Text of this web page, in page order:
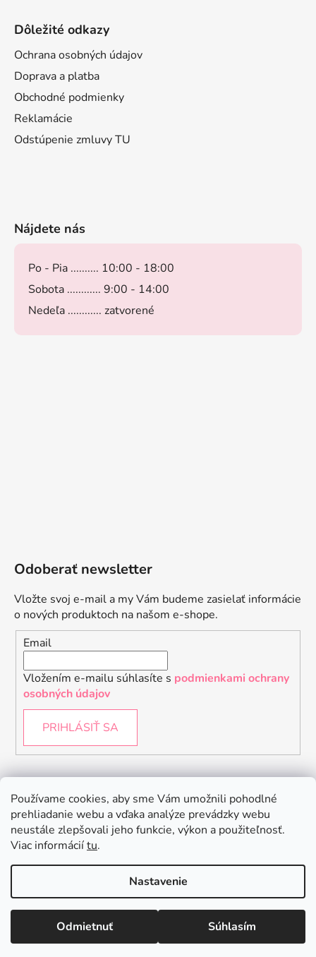
Používame cookies, aby sme Vám umožnili pohodlné
prehliadanie webu a vďaka analýze prevádzky webu
neustále zlepšovali jeho funkcie, výkon a použiteľnosť.
Viac informáciítu.
Nastavenie
Odmietnuť Súhlasím
Dôležité odkazy
Ochrana osobných údajov
Doprava a platba
Obchodné podmienky
Reklamácie
Odstúpenie zmluvy TU
Nájdete nás
Po - Pia .......... 10:00 - 18:00
Sobota ............ 9:00 - 14:00
Nedeľa ............ zatvorené
Odoberať newsletter
Vložte svoj e-mail a my Vám budeme zasielať informácie
o nových produktoch na našom e-shope.
Email
Vložením e-mailu súhlasíte s podmienkami ochrany
osobných údajov
PRIHLÁSIŤ SA
Instagram
Vytvoril Shoptet
Copyright 2026Baby Raptor. Všetky práva vyhradené.